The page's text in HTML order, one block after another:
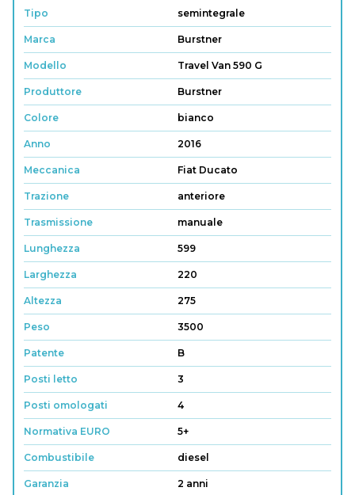
Tipo semintegrale
Marca Burstner
Modello Travel Van 590 G
Produttore Burstner
Colore bianco
Anno 2016
Meccanica Fiat Ducato
Trazione anteriore
Trasmissione manuale
Lunghezza 599
Larghezza 220
Altezza 275
Peso 3500
Patente B
Posti letto 3
Posti omologati 4
Normativa EURO 5+
Combustibile diesel
Garanzia 2 anni